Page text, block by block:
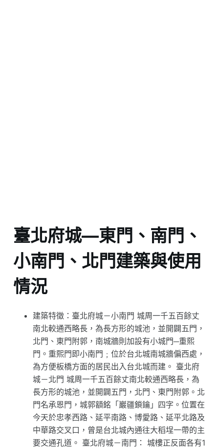
臺北府城—東門、南門、
小南門、北門建築與使用
情況
建築特徵：臺北府城－小南門 城周一千五百餘丈
南北較通西略長，為長方形的城池，並開闢五門，
北門、東門附郭，南城牆則加設有小城門─重熙
門。重熙門即小南門﹔位於台北城南城牆偏西處，
為方便板橋方面的居民出入台北城而建。 臺北府
城－北門 城周一千五百餘丈南北較通西略長，為
長方形的城池，並開闢五門，北門、東門附郭。北
門名承恩門，城郭額銘「巖疆鎖鑰」四字。位置在
今天於忠孝西路、延平南路、博愛路、延平北路及
中華路交叉口，曾是台北城內通往大稻埕一帶的主
要交通孔道。 臺北府城－南門： 城樓正反面各有1